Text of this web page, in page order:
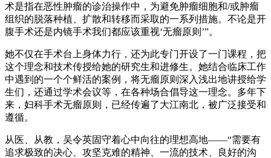
术是指在恶性肿瘤的诊治操作中，为避免肿瘤细胞和/或肿瘤
组织的脱落种植、扩散和转移而采取的一系列措施。不论是开
腹手术还是内镜手术我们都应该重视‘无瘤原则’”。
她不仅在手术台上身体力行，还为此专门开设了一门课程，把
这个理念和技术传授给她的研究生和进修生。她结合临床工作
中遇到的一个个鲜活的案例，将无瘤原则深入浅出地讲授给学
生们，还通过学术会议等，在各种场合倡导这一理念。多年下
来，妇科手术无瘤原则，已经传遍了大江南北，被广泛接受和
遵循。
从医、从教，吴令英固守着心中向往的理想高地——“需要有
追求极致的决心、攻坚克难的精神、一流的技术、良好的沟